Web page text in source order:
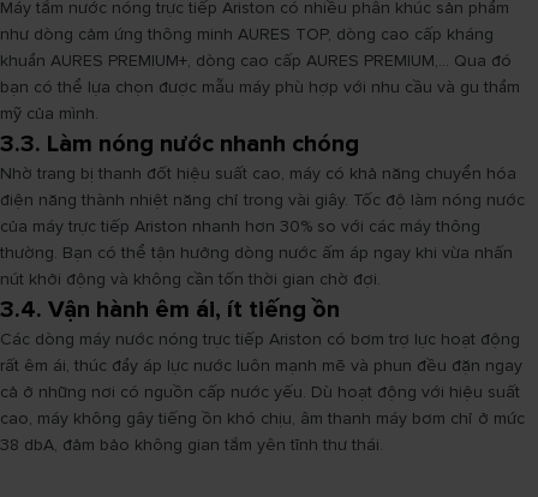
Máy tắm nước nóng trực tiếp Ariston có nhiều phân khúc sản phẩm
như dòng cảm ứng thông minh AURES TOP, dòng cao cấp kháng
khuẩn AURES PREMIUM+, dòng cao cấp AURES PREMIUM,... Qua đó
bạn có thể lựa chọn được mẫu máy phù hợp với nhu cầu và gu thẩm
mỹ của mình.
3.3. Làm nóng nước nhanh chóng
Nhờ trang bị thanh đốt hiệu suất cao, máy có khả năng chuyển hóa
điện năng thành nhiệt năng chỉ trong vài giây. Tốc độ làm nóng nước
của máy trực tiếp Ariston nhanh hơn 30% so với các máy thông
thường. Bạn có thể tận hưởng dòng nước ấm áp ngay khi vừa nhấn
nút khởi động và không cần tốn thời gian chờ đợi.
3.4. Vận hành êm ái, ít tiếng ồn
Các dòng máy nước nóng trực tiếp Ariston có bơm trợ lực hoạt động
rất êm ái, thúc đẩy áp lực nước luôn mạnh mẽ và phun đều đặn ngay
cả ở những nơi có nguồn cấp nước yếu. Dù hoạt động với hiệu suất
cao, máy không gây tiếng ồn khó chịu, âm thanh máy bơm chỉ ở mức
38 dbA, đảm bảo không gian tắm yên tĩnh thư thái.